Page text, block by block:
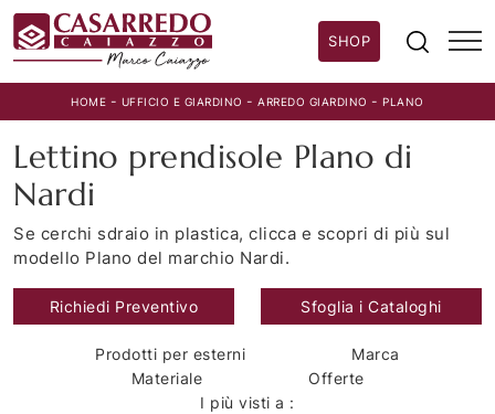
SHOP
HOME - UFFICIO E GIARDINO -ARREDO GIARDINO -PLANO
Lettino prendisole Plano di
Nardi
Se cerchi sdraio in plastica, clicca e scopri di più sul
modello Plano del marchio Nardi.
Richiedi Preventivo Sfoglia i Cataloghi
Prodotti per esterni
Marca
Materiale
Offerte
I più visti a :